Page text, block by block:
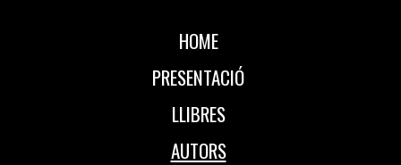
HOME
PRESENTACIÓ
LLIBRES
AUTORS